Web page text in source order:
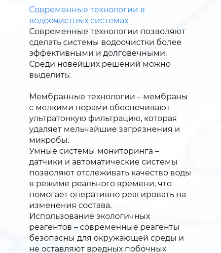
Современные технологии в
водоочистных системах
Современные технологии позволяют
сделать системы водоочистки более
эффективными и долговечными.
Среди новейших решений можно
выделить:
Мембранные технологии – мембраны
с мелкими порами обеспечивают
ультратонкую фильтрацию, которая
удаляет мельчайшие загрязнения и
микробы.
Умные системы мониторинга –
датчики и автоматические системы
позволяют отслеживать качество воды
в режиме реального времени, что
помогает оперативно реагировать на
изменения состава.
Использование экологичных
реагентов – современные реагенты
безопасны для окружающей среды и
не оставляют вредных побочных